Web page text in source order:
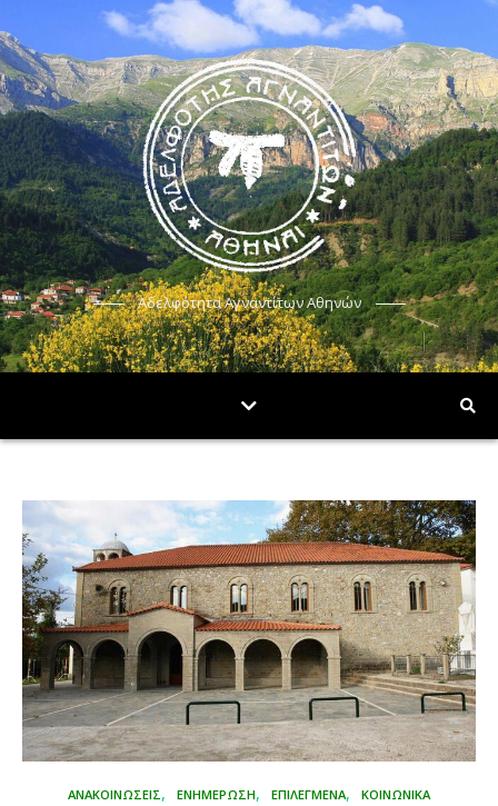
Αδελφότητα Αγναντίτων Αθηνών
ΑΝΑΚΟΙΝΩΣΕΙΣ, ΕΝΗΜΕΡΩΣΗ, ΕΠΙΛΕΓΜΈΝΑ, ΚΟΙΝΩΝΙΚΑ